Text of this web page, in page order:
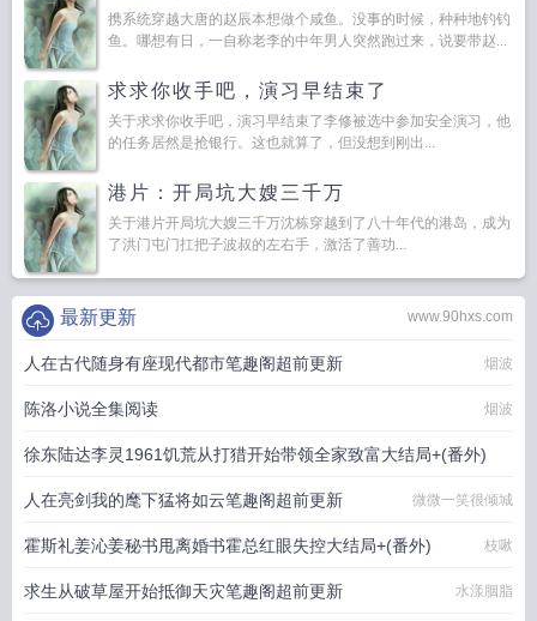
携系统穿越大唐的赵辰本想做个咸鱼。没事的时候，种种地钓钓
鱼。哪想有日，一自称老李的中年男人突然跑过来，说要带赵...
求求你收手吧，演习早结束了
关于求求你收手吧，演习早结束了李修被选中参加安全演习，他
的任务居然是抢银行。这也就算了，但没想到刚出...
港片：开局坑大嫂三千万
关于港片开局坑大嫂三千万沈栋穿越到了八十年代的港岛，成为
了洪门屯门扛把子波叔的左右手，激活了善功...
www.90hxs.com
最新更新
人在古代随身有座现代都市笔趣阁超前更新 烟波
陈洛小说全集阅读 烟波
徐东陆达李灵1961饥荒从打猎开始带领全家致富大结局+(番外)
青渊梦
人在亮剑我的麾下猛将如云笔趣阁超前更新 微微一笑很倾城
霍斯礼姜沁姜秘书甩离婚书霍总红眼失控大结局+(番外) 枝啾
求生从破草屋开始抵御天灾笔趣阁超前更新 水漾胭脂